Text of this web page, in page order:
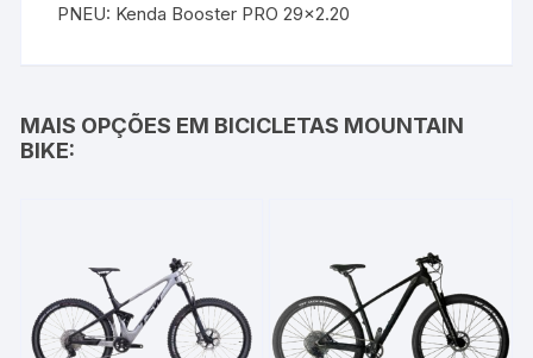
PNEU: Kenda Booster PRO 29×2.20
MAIS OPÇÕES EM BICICLETAS MOUNTAIN
BIKE: